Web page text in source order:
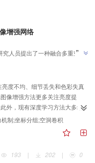
探究了仿真域差异性（实验
策略（实验3）对模型泛化性能
precision， AP）均值均随
DETR 模型在跨域检测中具有
与 42.30%；具备视觉真
仿真数据表现更佳；混合或增
图像数据能在一定程度上缓解
提供支持。但仍存在跨域泛化
提升。
增强网络
人员提出了一种融合多重空洞
），为解决低光环境下拍摄图
提供了有效方案。
”
度不均、细节丢失和色彩失真
像增强方法更多关注亮度提
外，现有深度学习方法大多结
色彩恢复。方法提出一种融合
（low-light image enhancement
and coordinate grouping，
独立分支组成。其中，基于权
间中引入色彩自适应因子，将
制;坐标分组;空洞卷积
193
| 202 | 0